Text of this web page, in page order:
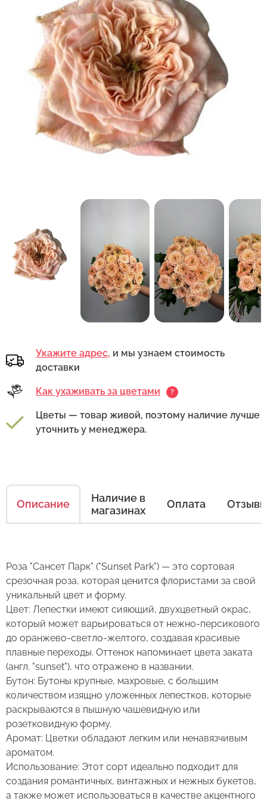
Укажите адрес, и мы узнаем стоимость
доставки
Как ухаживать за цветами ?
Цветы — товар живой, поэтому наличие лучше
уточнить у менеджера.
Описание
Наличие в
магазинах
Оплата Отзывы
Роза "Сансет Парк" ("Sunset Park") — это сортовая
срезочная роза, которая ценится флористами за свой
уникальный цвет и форму.
Цвет: Лепестки имеют сияющий, двухцветный окрас,
который может варьироваться от нежно-персикового
до оранжево-светло-желтого, создавая красивые
плавные переходы. Оттенок напоминает цвета заката
(англ. "sunset"), что отражено в названии.
Бутон: Бутоны крупные, махровые, с большим
количеством изящно уложенных лепестков, которые
раскрываются в пышную чашевидную или
розетковидную форму.
Аромат: Цветки обладают легким или ненавязчивым
ароматом.
Использование: Этот сорт идеально подходит для
создания романтичных, винтажных и нежных букетов,
а также может использоваться в качестве акцентного
Оставьте свой отзыв
Сервис:
Цена/Качество:
Доставка:
Есть несколько простых правил, чтобы цветы
в Вашем букете или композиции сохраняли
свежесть как можно дольше.
Правила ухода за срезанными цветами:
1. Переносите букеты в транспортировочной
бумаге.
2. Минимизируйте нахождение цветов
в холодное время года на улице.
3. Если Вы перевозите букет, убедитесь, что
он правильно упакован. В зимнее время, даже
кратковременный контакт с холодным
воздухом несколько минут, будет губителен
для цветов (наши курьеры в зимнее время
кнопку "Выбрать".
Выберите дату доставки
Контакты
Роза Сансет Парк